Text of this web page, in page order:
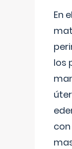
En
los
con